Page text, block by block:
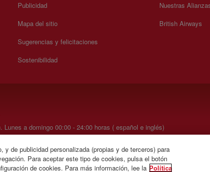
Publicidad
Mapa del sitio
Sugerencias y felicitaciones
Sostenibilidad
Nuestras
British Airways
Lunes a domingo 00:00 - 24:00 horas ( español e inglés)
de publicidad personalizada (propias y de terceros) para
Para aceptar este tipo de cookies, pulsa el botón
de cookies. Para más información, lee la Política